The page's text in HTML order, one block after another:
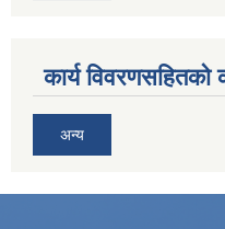
कार्य विवरणसहितको
अन्य